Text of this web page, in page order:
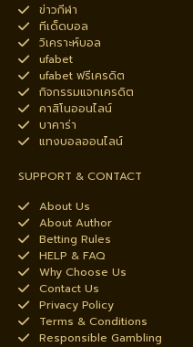
ข่าวกีฬา
ทีเด็ดบอล
วิเคราะห์บอล
ufabet
ufabet ฟรีเครดิต
กิจกรรมแจกเครดิต
คาสิโนออนไลน์
บาคาร่า
แทงบอลออนไลน์
SUPPORT & CONTACT
About Us
About Author
Betting Rules
HELP & FAQ
Why Choose Us
Contact Us
Privacy Policy
Terms & Conditions
Responsible Gambling